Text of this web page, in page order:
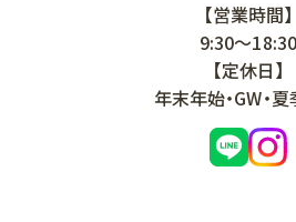
【営業時間】
9:30～18:30
【定休日】
年末年始・GW・